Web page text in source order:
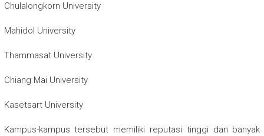
Chulalongkorn University
Mahidol University
Thammasat University
Chiang Mai University
Kasetsart University
Kampus-kampus tersebut memiliki reputasi tinggi dan banyak